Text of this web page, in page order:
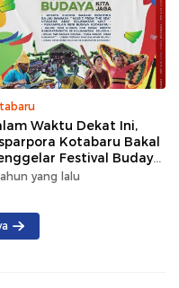
Waktu Dekat Ini,
Kotabaru Bakal
Festival Budaya
2024
yang lalu